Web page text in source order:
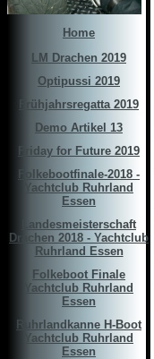
Home
LM Drachen 2019
Optipussi 2019
Frühjahrsregatta 2019
Demo Artikel 13
Friday for Future 2019
Folkebootfinale-2018 -
Yachtclub Ruhrland
Essen
Landesmeisterschaft
Drachen 2018 - Yachtclub
Ruhrland Essen
Folkeboot Finale
Yachtclub Ruhrland
Essen
Ruhrlandkanne H-Boot
Yachtclub Ruhrland
Essen